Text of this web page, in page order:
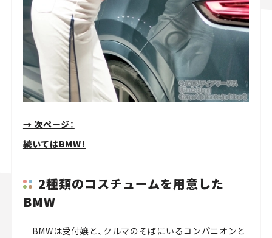
→ 次ページ：
続いてはBMW！
2種類のコスチュームを用意した
BMW
BMWは受付嬢と、クルマのそばにいるコンパニオンと